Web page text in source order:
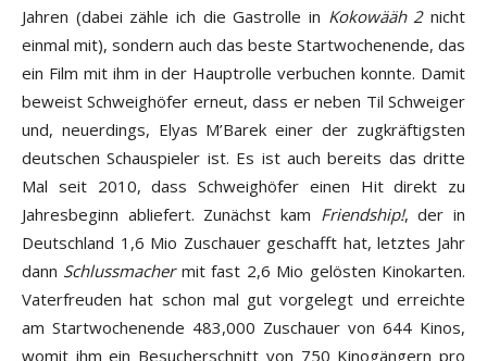
Jahren (dabei zähle ich die Gastrolle in Kokowääh 2nicht
einmal mit), sondern auch das beste Startwochenende, das
ein Film mit ihm in der Hauptrolle verbuchen konnte. Damit
beweist Schweighöfer erneut, dass er neben Til Schweiger
und, neuerdings, Elyas M’Barek einer der zugkräftigsten
deutschen Schauspieler ist. Es ist auch bereits das dritte
Mal seit 2010, dass Schweighöfer einen Hit direkt zu
Jahresbeginn abliefert. Zunächst kam Friendship!, der in
Deutschland 1,6 Mio Zuschauer geschafft hat, letztes Jahr
dann Schlussmachermit fast 2,6 Mio gelösten Kinokarten.
Vaterfreuden hat schon mal gut vorgelegt und erreichte
am Startwochenende 483,000 Zuschauer von 644 Kinos,
womit ihm ein Besucherschnitt von 750 Kinogängern pro